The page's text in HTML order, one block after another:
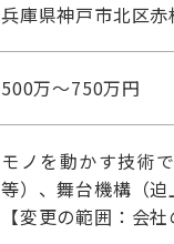
兵庫県神戸市北区赤
500万～750万円
モノを動かす技術
等）、舞台機構（
【変更の範囲：会